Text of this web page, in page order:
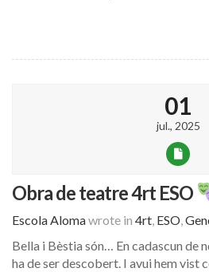
01
jul., 2025
Obra de teatre 4rt ESO
Escola Alomawrote in 4rt, ESO,
Bella i Bèstia són… En cadascun de
ha de ser descobert. I avui hem vist